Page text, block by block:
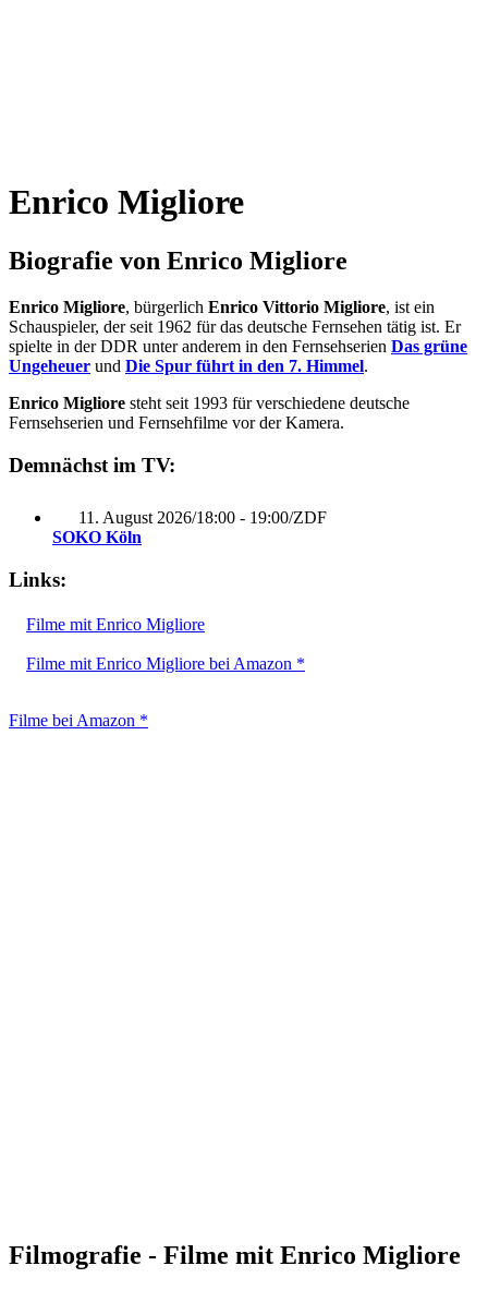
Enrico Migliore
Biografie von Enrico Migliore
Enrico Migliore, bürgerlich Enrico Vittorio Migliore, ist ein
Schauspieler, der seit 1962 für das deutsche Fernsehen tätig ist. Er
spielte in der DDR unter anderem in den Fernsehserien Das grüne
Ungeheuer und Die Spur führt in den 7. Himmel.
Enrico Migliore steht seit 1993 für verschiedene deutsche
Fernsehserien und Fernsehfilme vor der Kamera.
Demnächst im TV:
11. August 2026/18:00 - 19:00/ZDF
SOKO Köln
Links:
Filme mit Enrico Migliore
Filme mit Enrico Migliore bei Amazon *
Filme bei Amazon *
Filmografie - Filme mit Enrico Migliore